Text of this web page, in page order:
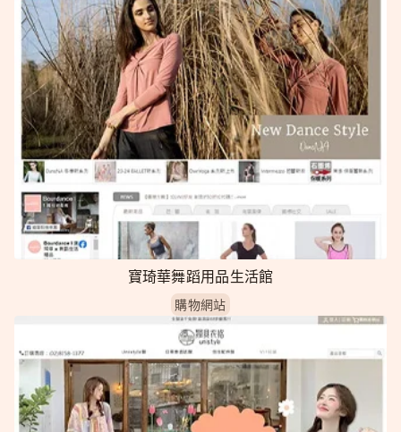
寶琦華舞蹈用品生活館
購物網站